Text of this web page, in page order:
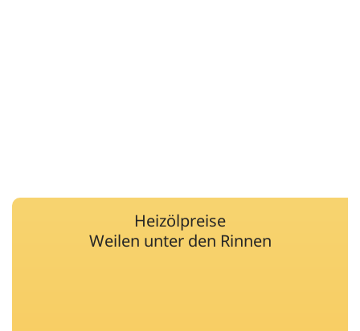
Heizölpreise
Weilen unter den Rinnen